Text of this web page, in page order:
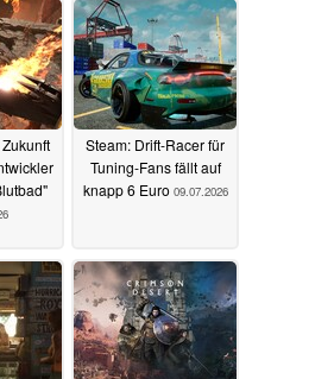
Steam: Drift-Racer für
Tuning-Fans fällt auf
knapp 6 Euro 09.07.2026